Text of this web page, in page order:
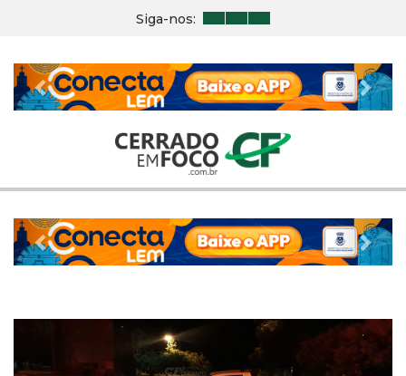
Siga-nos:
Previous Next
Previous Next